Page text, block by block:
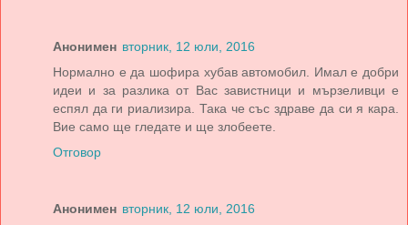
Анонимен вторник, 12 юли, 2016
Нормално е да шофира хубав автомобил. Имал е добри
идеи и за разлика от Вас завистници и мързеливци е
еспял да ги риализира. Така че със здраве да си я кара.
Вие само ще гледате и ще злобеете.
Отговор
Анонимен вторник, 12 юли, 2016